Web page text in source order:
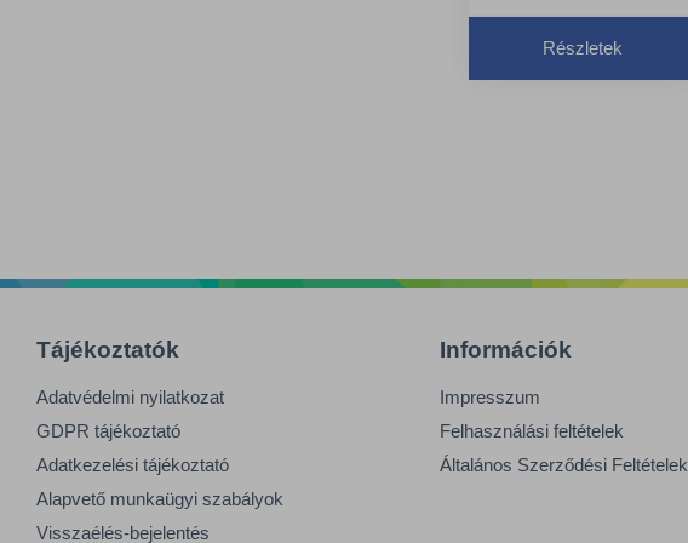
Egyszerűen
Részletek
Tájékoztatók
Adatvédelmi nyilatkozat
GDPR tájékoztató
Adatkezelési tájékoztató
Alapvető munkaügyi szabályok
Visszaélés-bejelentés
Információk
Impresszum
Felhasználási feltételek
Általános Szerződési Feltételek